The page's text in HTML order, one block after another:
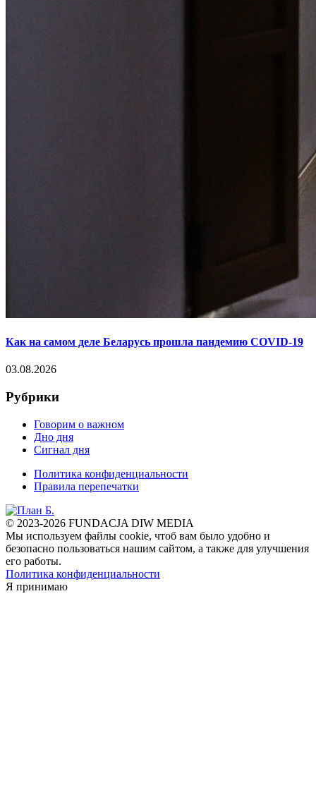
Как на самом деле Беларусь прошла пандемию COVID-19
03.08.2026
Рубрики
Говорим о важном
Дно дня
Сигнал дня
Политика конфиденциальности
Правила перепечатки
© 2023-2026 FUNDACJA DIW MEDIA
Мы используем файлы cookie, чтоб вам было удобно и
безопасно пользоваться нашим сайтом, а также для улучшения
его работы.
Политика конфиденциальности
Я принимаю